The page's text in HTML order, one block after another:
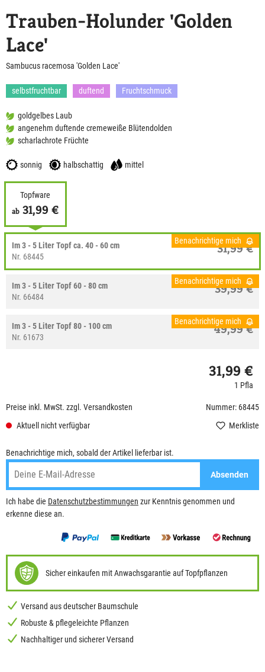
Trauben-Holunder 'Golden
Lace'
Sambucus racemosa 'Golden Lace'
selbstfruchtbar duftend Fruchtschmuck
goldgelbes Laub
angenehm duftende cremeweiße Blütendolden
scharlachrote Früchte
sonnig halbschattig mittel
Topfware
ab 31,99 €
Benachrichtige mich
Im 3 - 5 Liter Topf ca. 40 - 60 cm
Nr. 68445
31,99 €
Benachrichtige mich
Im 3 - 5 Liter Topf 60 - 80 cm
Nr. 66484
39,99 €
Benachrichtige mich
Im 3 - 5 Liter Topf 80 - 100 cm
Nr. 61673
49,99 €
31,99 €
1 Pfla
Preise inkl. MwSt. zzgl. Versandkosten
Nummer: 68445
Aktuell nicht verfügbar
Merkliste
Benachrichtige mich, sobald der Artikel lieferbar ist.
Absenden
Ich habe die Datenschutzbestimmungen zur Kenntnis genommen und
erkenne diese an.
Sicher einkaufen mit Anwachsgarantie auf Topfpflanzen
Versand aus deutscher Baumschule
Robuste & pflegeleichte Pflanzen
Nachhaltiger und sicherer Versand